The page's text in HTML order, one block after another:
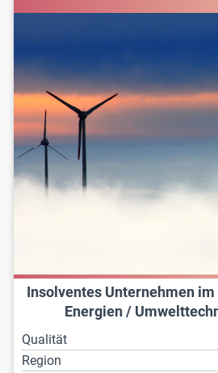
Insolventes Unternehmen
Energien /
Qualität
Region